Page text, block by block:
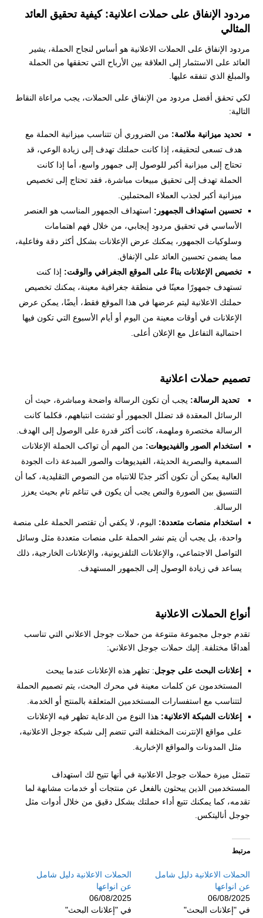
مردود الإنفاق على حملات اعلانية: كيفية تحقيق العائد
المثالي
مردود الإنفاق على الحملات الاعلانية هو أساس لنجاح الحملة، يشير
العائد على الاستثمار إلى العلاقة بين الأرباح التي تحققها من الحملة
والمبلغ الذي تنفقه عليها.
لكي تحقق أفضل مردود من الإنفاق على الحملات، يجب مراعاة النقاط
التالية:
تحديد ميزانية ملائمة: من الضروري أن تتناسب ميزانية الحملة مع
هدف تسعى لتحقيقه، إذا كانت حملتك تهدف إلى زيادة الوعي، قد
تحتاج إلى ميزانية أكبر للوصول إلى جمهور واسع، أما إذا كانت
الحملة تهدف إلى تحقيق مبيعات مباشرة، فقد تحتاج إلى تخصيص
ميزانية أكبر لجذب العملاء المحتملين.
تحسين استهداف الجمهور: استهداف الجمهور المناسب هو العنصر
الأساسي في تحقيق مردود إيجابي، من خلال فهم اهتمامات
وسلوكيات الجمهور، يمكنك عرض الإعلانات بشكل أكثر دقة وفاعلية،
مما يضمن تحسين العائد على الإنفاق.
تخصيص الإعلانات بناءً على الموقع الجغرافي والوقت: إذا كنت
تستهدف جمهورًا معينًا في منطقة جغرافية معينة، يمكنك تخصيص
حملتك الاعلانية ليتم عرضها في هذا الموقع فقط، أيضًا، يمكن عرض
الإعلانات في أوقات معينة من اليوم أو أيام الأسبوع التي تكون فيها
احتمالية التفاعل مع الإعلان أعلى.
تصميم حملات اعلانية
تحديد الرسالة: يجب أن تكون الرسالة واضحة ومباشرة، حيث أن
الرسائل المعقدة قد تضلل الجمهور أو تشتت انتباههم، فكلما كانت
الرسالة مختصرة وملهمة، كانت أكثر قدرة على الوصول إلى الهدف.
استخدام الصور والفيديوهات: من المهم أن تواكب الحملة الإعلانات
السمعية والبصرية الحديثة، الفيديوهات والصور المبدعة ذات الجودة
العالية يمكن أن تكون أكثر جذبًا للانتباه من النصوص التقليدية، كما أن
التنسيق بين الصورة والنص يجب أن يكون في تناغم تام بحيث يعزز
الرسالة.
استخدام منصات متعددة: اليوم، لا يكفي أن تقتصر الحملة على منصة
واحدة، بل يجب أن يتم نشر الحملة على منصات متعددة مثل وسائل
التواصل الاجتماعي، والإعلانات التلفزيونية، والإعلانات الخارجية، ذلك
يساعد في زيادة الوصول إلى الجمهور المستهدف.
أنواع الحملات الاعلانية
تقدم جوجل مجموعة متنوعة من حملات جوجل الاعلاني التي تناسب
أهدافًا مختلفة. إليك حملات جوجل الاعلاني:
إعلانات البحث على جوجل: تظهر هذه الإعلانات عندما يبحث
المستخدمون عن كلمات معينة في محرك البحث، يتم تصميم الحملة
لتتناسب مع استفسارات المستخدمين المتعلقة بالمنتج أو الخدمة.
إعلانات الشبكة الاعلانية: هذا النوع من الدعاية تظهر فيه الإعلانات
على مواقع الإنترنت المختلفة التي تنضم إلى شبكة جوجل الاعلانية،
مثل المدونات والمواقع الإخبارية.
تتمثل ميزة حملات جوجل الاعلانية في أنها تتيح لك استهداف
المستخدمين الذين يبحثون بالفعل عن منتجات أو خدمات مشابهة لما
تقدمه، كما يمكنك تتبع أداء حملتك بشكل دقيق من خلال أدوات مثل
جوجل أناليتكس.
مرتبط
الحملات الاعلانية دليل شامل
عن انواعها
06/08/2025
في "إعلانات البحث"
الحملات الاعلانية دليل شامل
عن انواعها
06/08/2025
في "إعلانات البحث"